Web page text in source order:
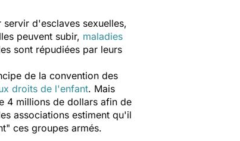
d'esclaves sexuelles,
peuvent subir, maladies
sont répudiées par leurs
de la convention des
droits de l'enfant. Mais
4 millions de dollars afin de
associations estiment qu'il
" ces groupes armés.